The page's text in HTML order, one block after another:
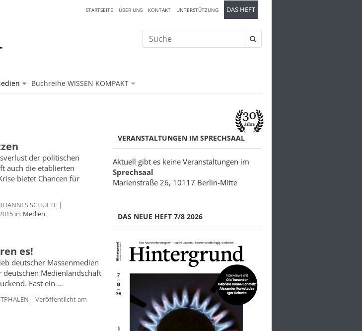
Buchreihe WISSEN KOMPAKT
STARTSEITE ÜBER UNS KONTAKT UNTERSTÜTZUNG DAS HEFT
Suche
nach:
der politischen
auch die etablierten
bietet Chancen für
SCHULTE |
in: Medien
es!
deutscher Massenmedien
deutschen Medienlandschaft
Fast ein ...
| Veröffentlicht am
VERANSTALTUNGEN IM SPRECHSAAL
Aktuell gibt es keine Veranstaltungen im
Sprechsaal
Marienstraße 26, 10117 Berlin-Mitte
DAS NEUE HEFT 7/8 2026